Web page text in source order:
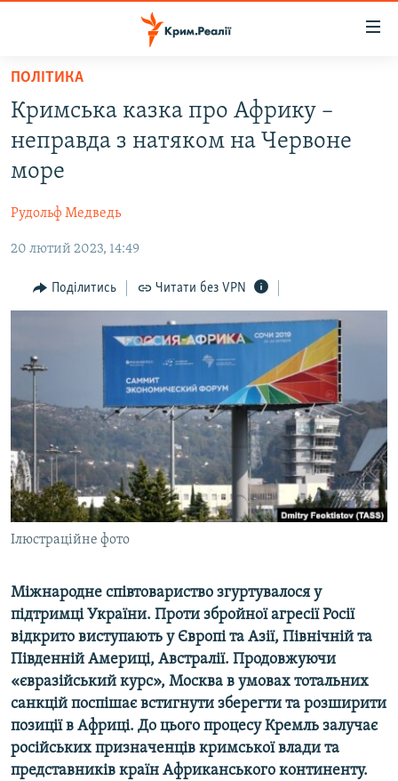
Перейти
основного
матеріалу
Перейти
до
основної
навігації
Перейти
пошуку
ВОДА.КРИМ
ВІДЕО ТА ФОТО
БЛОГИ
ПОГЛЯД
ІНТЕРВ'Ю
ВІДЕОУРОКИ «ELIFBE»
СВІДЧЕННЯ ОКУПАЦІЇ
УКРАЇНСЬКА ПРОБЛЕМА КРИМУ
ІНФОГРАФІКА
ЯК ОБІЙТИ БЛОКУВАННЯ
Русский
Qırımtatar
ДОЛУЧАЙСЯ!
Усі сайти RFE/RL
ПОЛІТИКА
Кримська казка про Африку –
неправда з натяком на Червоне
море
Рудольф Медведь
20 лютий 2023, 14:49
Поділитись Читати без VPN
Ілюстраційне фото
Міжнародне співтовариство згуртувалося у
підтримці України. Проти збройної агресії Росії
відкрито виступають у Європі та Азії, Північній та
Південній Америці, Австралії. Продовжуючи
«євразійський курс», Москва в умовах тотальних
санкцій поспішає встигнути зберегти та розширити
позиції в Африці. До цього процесу Кремль залучає
російських призначенців кримської влади та
представників країн Африканського континенту.